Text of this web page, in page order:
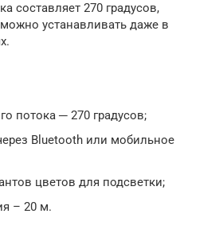
составляет 270 градусов,
устанавливать даже в
потока ─ 270 градусов;
Bluetooth или мобильное
цветов для подсветки;
– 20 м.